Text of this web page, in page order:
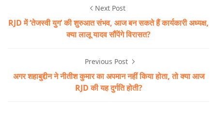
Next Post
RJD में ‘तेजस्वी युग’ की शुरुआत संभव, आज बन सकते हैं कार्यकारी अध्यक्ष,
क्या लालू यादव सौंपेंगे विरासत?
Previous Post
अगर शहाबुद्दीन ने नीतीश कुमार का अपमान नहीं किया होता, तो क्या आज
RJD की यह दुर्गति होती?